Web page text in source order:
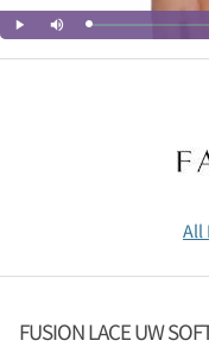
All
FUSION LACE UW